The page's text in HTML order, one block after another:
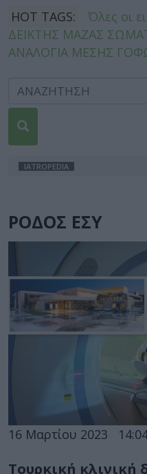
HOT TAGS:
Όλες οι
ΔΕΙΚΤΗΣ ΜΑΖΑΣ
ΑΝΑΛΟΓΙΑ ΜΕΣΗΣ
IATROPEDIA
ΡΟΔΟΣ ΕΣΥ
16 Μαρτίου 2023
Tουρκική κλινική